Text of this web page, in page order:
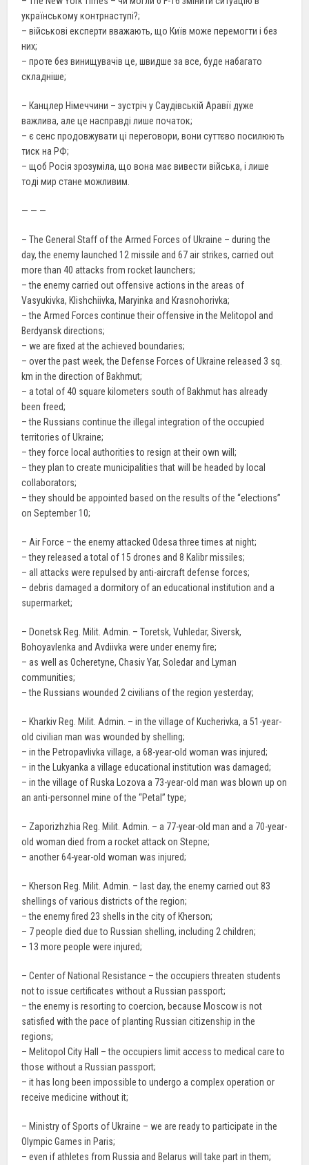
українському контрнаступі?;
– військові експерти вважають, що Київ може перемогти і без
них;
– проте без винищувачів це, швидше за все, буде набагато
складніше;
– Канцлер Німеччини – зустріч у Саудівській Аравії дуже
важлива, але це насправді лише початок;
– є сенс продовжувати ці переговори, вони суттєво посилюють
тиск на РФ;
– щоб Росія зрозуміла, що вона має вивести війська, і лише
тоді мир стане можливим.
— — —
– The General Staff of the Armed Forces of Ukraine – during the
day, the enemy launched 12 missile and 67 air strikes, carried out
more than 40 attacks from rocket launchers;
– the enemy carried out offensive actions in the areas of
Vasyukivka, Klishchiivka, Maryinka and Krasnohorivka;
– the Armed Forces continue their offensive in the Melitopol and
Berdyansk directions;
– we are fixed at the achieved boundaries;
– over the past week, the Defense Forces of Ukraine released 3 sq.
km in the direction of Bakhmut;
– a total of 40 square kilometers south of Bakhmut has already
been freed;
– the Russians continue the illegal integration of the occupied
territories of Ukraine;
– they force local authorities to resign at their own will;
– they plan to create municipalities that will be headed by local
collaborators;
– they should be appointed based on the results of the “elections”
on September 10;
– Air Force – the enemy attacked Odesa three times at night;
– they released a total of 15 drones and 8 Kalibr missiles;
– all attacks were repulsed by anti-aircraft defense forces;
– debris damaged a dormitory of an educational institution and a
supermarket;
– Donetsk Reg. Milit. Admin. – Toretsk, Vuhledar, Siversk,
Bohoyavlenka and Avdiivka were under enemy fire;
– as well as Ocheretyne, Chasiv Yar, Soledar and Lyman
communities;
– the Russians wounded 2 civilians of the region yesterday;
– Kharkiv Reg. Milit. Admin. – in the village of Kucherivka, a 51-year-
old civilian man was wounded by shelling;
– in the Petropavlivka village, a 68-year-old woman was injured;
– in the Lukyanka a village educational institution was damaged;
– in the village of Ruska Lozova a 73-year-old man was blown up on
an anti-personnel mine of the “Petal” type;
– Zaporizhzhia Reg. Milit. Admin. – a 77-year-old man and a 70-year-
old woman died from a rocket attack on Stepne;
– another 64-year-old woman was injured;
– Kherson Reg. Milit. Admin. – last day, the enemy carried out 83
shellings of various districts of the region;
– the enemy fired 23 shells in the city of Kherson;
– 7 people died due to Russian shelling, including 2 children;
– 13 more people were injured;
– Center of National Resistance – the occupiers threaten students
not to issue certificates without a Russian passport;
– the enemy is resorting to coercion, because Moscow is not
satisfied with the pace of planting Russian citizenship in the
regions;
– Melitopol City Hall – the occupiers limit access to medical care to
those without a Russian passport;
– it has long been impossible to undergo a complex operation or
receive medicine without it;
– Ministry of Sports of Ukraine – we are ready to participate in the
Olympic Games in Paris;
– even if athletes from Russia and Belarus will take part in them;